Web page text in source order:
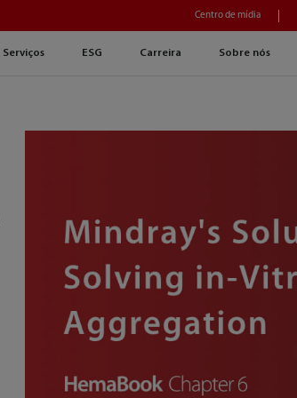
Serviços ESG Carreira Sobre nós
Centro de mídia